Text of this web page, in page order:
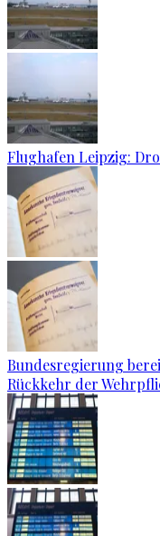
Flughafen Leipzig:
Bundesregierung
Rückkehr der